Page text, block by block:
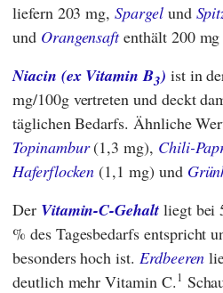
liefern 203 mg,Spargelund
und Orangensaftenthält 200
Niacin (ex Vitamin B3) ist in
mg/100g vertreten und deckt
täglichen Bedarfs. Ähnliche
Topinambur(1,3 mg), Chili-
Haferflocken (1,1 mg) und
Der Vitamin-C-Gehaltliegt bei
% des Tagesbedarfs entspricht
besonders hoch ist. Erdbeeren
deutlich mehr Vitamin C.1